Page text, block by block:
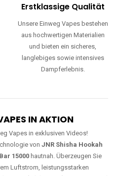
Erstklassige Qualität
Unsere Einweg Vapes bestehen
aus hochwertigen Materialien
und bieten ein sicheres,
langlebiges sowie intensives
Dampferlebnis.
IN AKTION
Vapes in exklusiven Videos!
von JNR Shisha Hookah
15000 hautnah. Überzeugen Sie
Luftstrom, leistungsstarken